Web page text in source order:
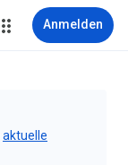
Anmelden
aktuelle